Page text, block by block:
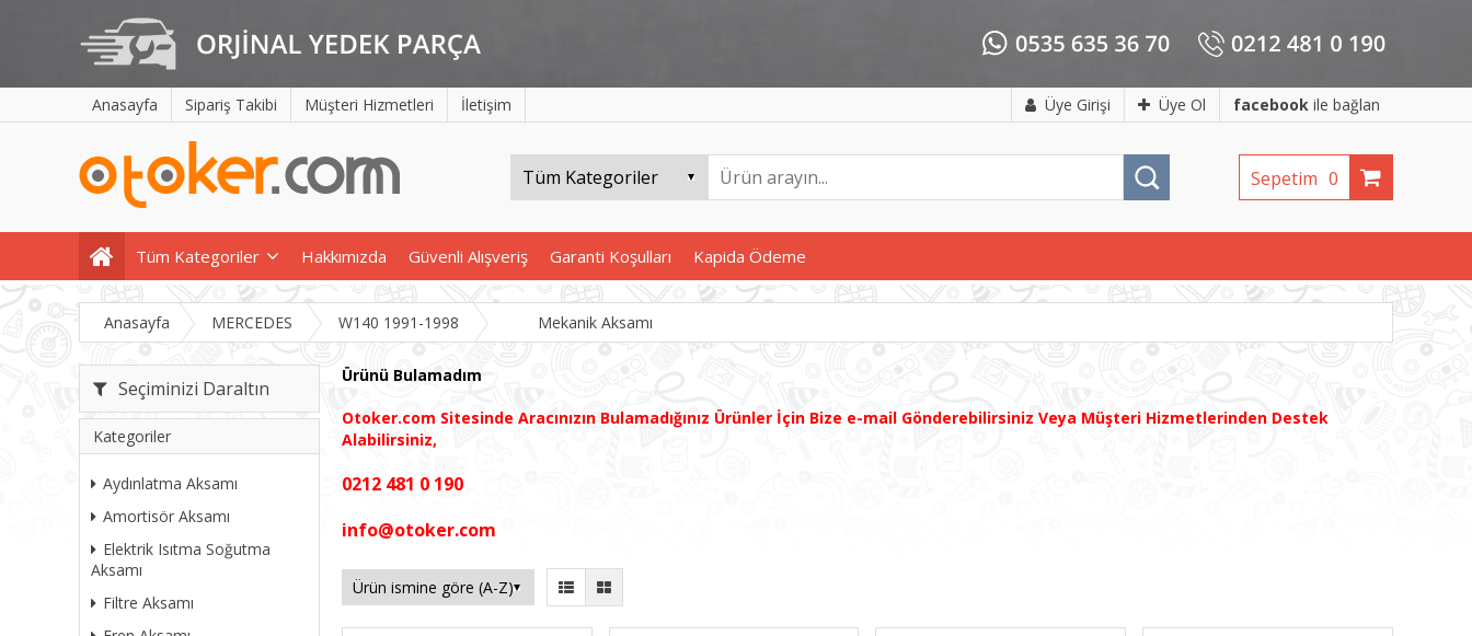
Anasayfa Sipariş Takibi Müşteri Hizmetleri İletişim Üye Girişi Üye Ol facebook ile bağlan
Sepetim 0
Tüm Kategoriler Hakkımızda Güvenli Alışveriş Garanti Koşulları Kapida Ödeme
Anasayfa MERCEDES W140 1991-1998 Mekanik Aksamı
Seçiminizi Daraltın
Kategoriler
Aydınlatma Aksamı
Amortisör Aksamı
Elektrik Isıtma Soğutma
Aksamı
Filtre Aksamı
Ürünü Bulamadım
Otoker.com Sitesinde Aracınızın Bulamadığınız Ürünler İçin Bize e-mail Gönderebilirsiniz Veya Müşteri Hizmetlerinden Destek
Alabilirsiniz,
0212 481 0 190
info@otoker.com